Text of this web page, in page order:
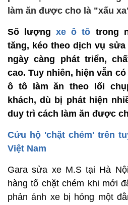
làm ăn được cho là "xấu
Số lượng xe ô tô trong
tăng, kéo theo dịch vụ
ngày càng phát triển,
cao. Tuy nhiên, hiện vẫn
ô tô làm ăn theo lối
khách, dù bị phát hiện
duy trì cách làm ăn được
Cứu hộ 'chặt chém' trên
Việt Nam
Gara sửa xe M.S tại Hà
hàng tố chặt chém khi mới
phản ánh xe bị hỏng một